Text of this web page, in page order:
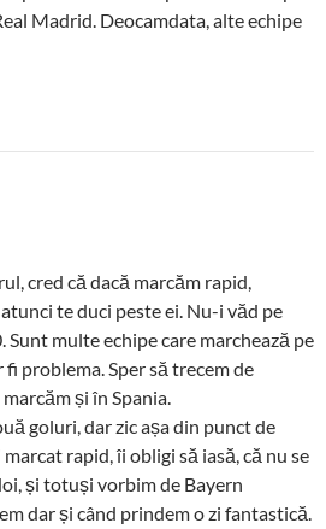
Madrid. Deocamdata, alte echipe
cred că dacă marcăm rapid,
te duci peste ei. Nu-i văd pe
Sunt multe echipe care marchează pe
fi problema. Sper să trecem de
și în Spania.
goluri, dar zic așa din punct de
rapid, îi obligi să iasă, că nu se
și totuși vorbim de Bayern
dar și când prindem o zi fantastică.